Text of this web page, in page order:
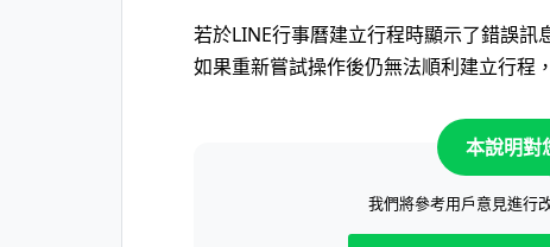
若於LINE行事曆建立行程時顯示了錯誤訊
如果重新嘗試操作後仍無法順利建立行程
本說明對
我們將參考用戶意見進行